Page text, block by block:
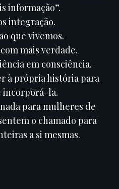
informação”.
integração.
que vivemos.
mais verdade.
em consciência.
à própria história para
la.
para mulheres de
o chamado para
a si mesmas.